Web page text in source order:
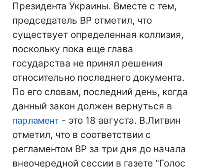
Президента Украины. Вместе с тем,
председатель ВР отметил, что
существует определенная коллизия,
поскольку пока еще глава
государства не принял решения
относительно последнего документа.
По его словам, последний день, когда
данный закон должен вернуться в
парламент - это 18 августа. В.Литвин
отметил, что в соответствии с
регламентом ВР за три дня до начала
внеочередной сессии в газете "Голос